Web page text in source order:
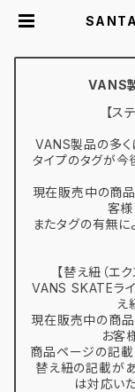
ス
VANS
【ス
VANS製品の多く
タイプのタグが今
現在販売中の商
客様
またタグの有無
【替え紐（エ
VANS SKATEラ
え
現在販売中の商品
お客
商品ページの記載
替え紐の記載が
は対応い